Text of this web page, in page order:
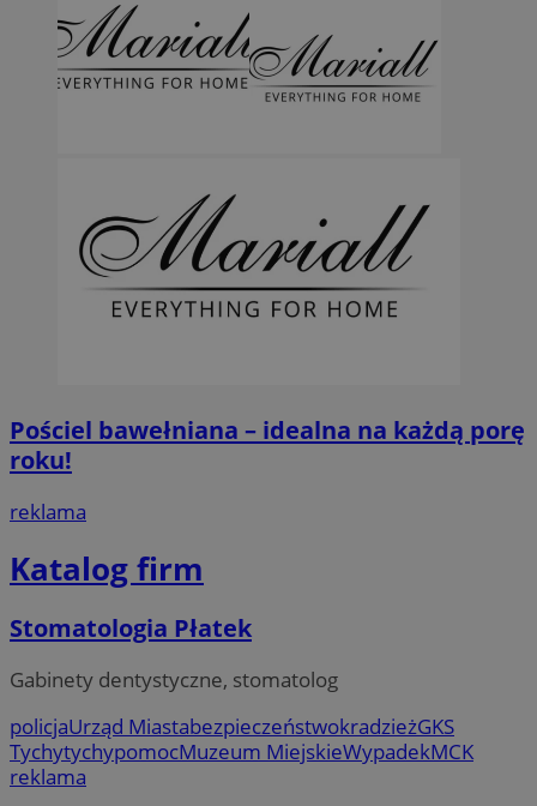
Pościel bawełniana – idealna na każdą porę
roku!
reklama
Katalog firm
Stomatologia Płatek
Gabinety dentystyczne, stomatolog
policjaUrząd MiastabezpieczeństwokradzieżGKS
TychytychypomocMuzeum MiejskieWypadekMCK
reklama